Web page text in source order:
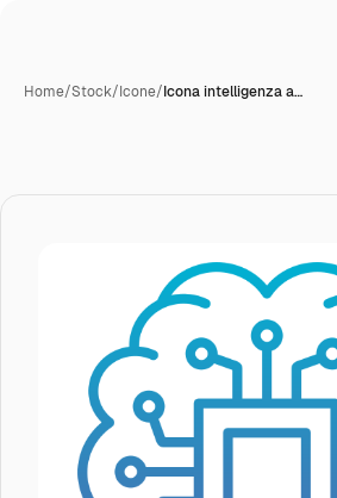
Home/Stock/Icone/Icona intelligenza a…